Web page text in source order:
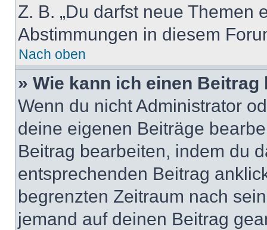
Z. B. „Du darfst neue Themen
Abstimmungen in diesem
Nach oben
» Wie kann ich einen
Wenn du nicht Administrator
deine eigenen Beiträge
Beitrag bearbeiten, indem du
entsprechenden Beitrag
begrenzten Zeitraum nach
jemand auf deinen Beitrag